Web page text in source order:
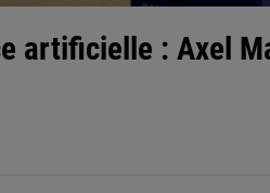
artificielle : Axel